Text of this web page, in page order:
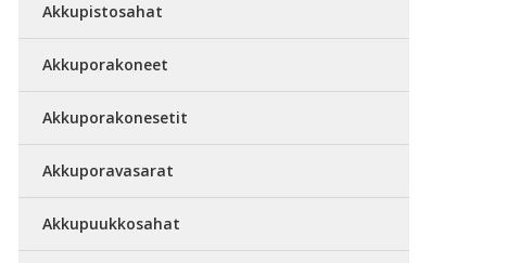
Akkupistosahat
Akkuporakoneet
Akkuporakonesetit
Akkuporavasarat
Akkupuukkosahat